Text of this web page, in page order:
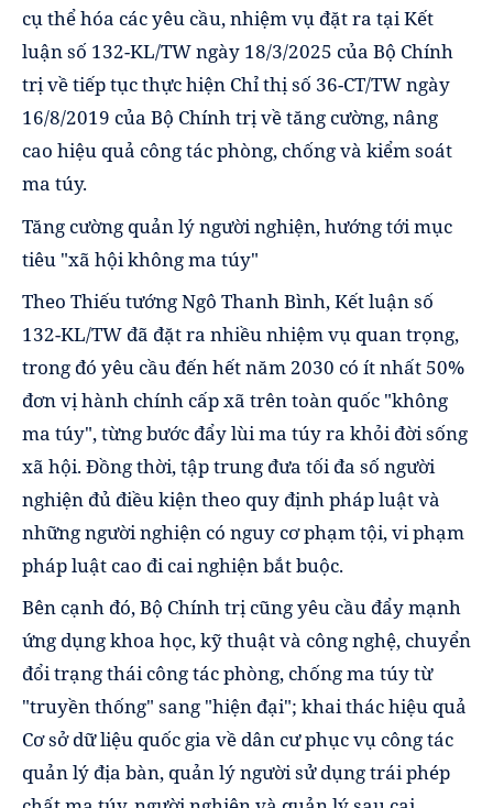
cụ thể hóa các yêu cầu, nhiệm vụ đặt ra tại Kết
luận số 132-KL/TW ngày 18/3/2025 của Bộ Chính
trị về tiếp tục thực hiện Chỉ thị số 36-CT/TW ngày
16/8/2019 của Bộ Chính trị về tăng cường, nâng
cao hiệu quả công tác phòng, chống và kiểm soát
ma túy.
Tăng cường quản lý người nghiện, hướng tới mục
tiêu "xã hội không ma túy"
Theo Thiếu tướng Ngô Thanh Bình, Kết luận số
132-KL/TW đã đặt ra nhiều nhiệm vụ quan trọng,
trong đó yêu cầu đến hết năm 2030 có ít nhất 50%
đơn vị hành chính cấp xã trên toàn quốc "không
ma túy", từng bước đẩy lùi ma túy ra khỏi đời sống
xã hội. Đồng thời, tập trung đưa tối đa số người
nghiện đủ điều kiện theo quy định pháp luật và
những người nghiện có nguy cơ phạm tội, vi phạm
pháp luật cao đi cai nghiện bắt buộc.
Bên cạnh đó, Bộ Chính trị cũng yêu cầu đẩy mạnh
ứng dụng khoa học, kỹ thuật và công nghệ, chuyển
đổi trạng thái công tác phòng, chống ma túy từ
"truyền thống" sang "hiện đại"; khai thác hiệu quả
Cơ sở dữ liệu quốc gia về dân cư phục vụ công tác
quản lý địa bàn, quản lý người sử dụng trái phép